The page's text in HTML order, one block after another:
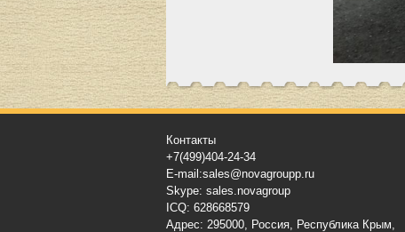
Контакты
+7(499)404-24-34
E-mail:sales@novagroupp.ru
Skype: sales.novagroup
ICQ: 628668579
Адрес: 295000, Россия, Республика Крым,